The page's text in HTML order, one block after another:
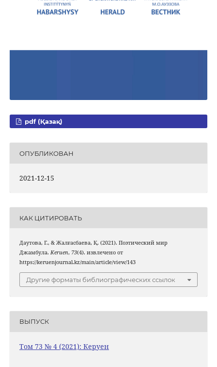
pdf (Қазақ)
ОПУБЛИКОВАН
2021-12-15
КАК ЦИТИРОВАТЬ
Даутова, Г., & Жалғасбаева, Қ. (2021). Поэтический мир
Джамбула. Keruen, 73(4). извлечено от
https://keruenjournal.kz/main/article/view/143
Другие форматы библиографических ссылок
ВЫПУСК
Том 73 № 4 (2021): Керуен